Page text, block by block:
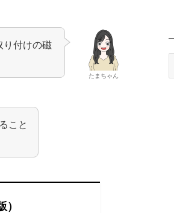
たまちゃん
り付けの磁
こと